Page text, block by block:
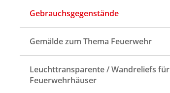
Gebrauchsgegenstände
Gemälde zum Thema Feuerwehr
Leuchttransparente / Wandreliefs für
Feuerwehrhäuser